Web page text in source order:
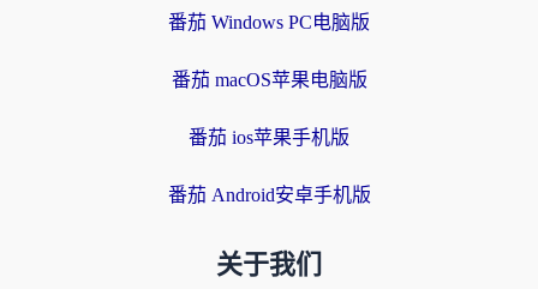
番茄 Windows PC电脑版
番茄 macOS苹果电脑版
番茄 ios苹果手机版
番茄 Android安卓手机版
关于我们